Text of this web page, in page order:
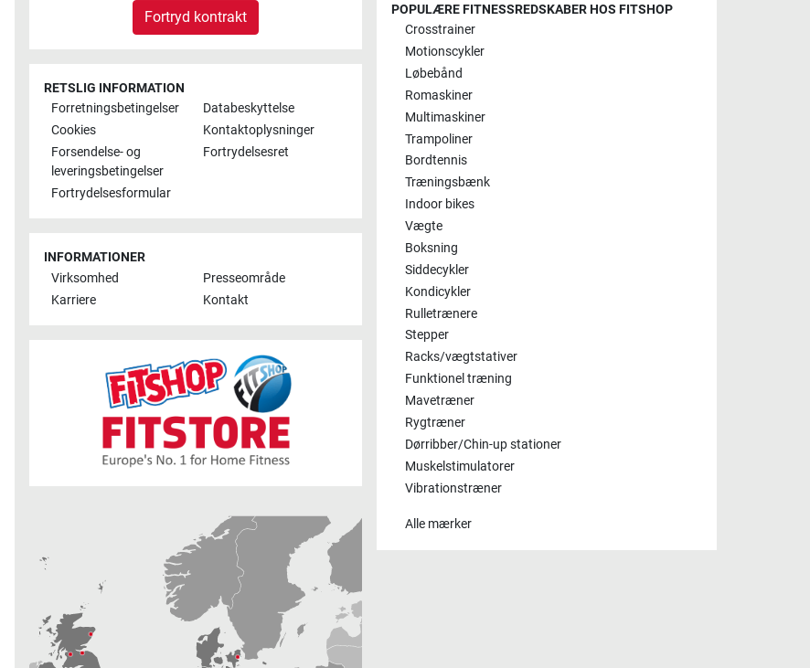
Fortryd kontrakt
RETSLIG INFORMATION
Forretningsbetingelser
Databeskyttelse
Cookies
Kontaktoplysninger
Forsendelse- og
leveringsbetingelser
Fortrydelsesret
Fortrydelsesformular
INFORMATIONER
Virksomhed
Presseområde
Karriere
Kontakt
POPULÆRE FITNESSREDSKABER HOS FITSHOP
Crosstrainer
Motionscykler
Løbebånd
Romaskiner
Multimaskiner
Trampoliner
Bordtennis
Træningsbænk
Indoor bikes
Vægte
Boksning
Siddecykler
Kondicykler
Rulletrænere
Stepper
Racks/vægtstativer
Funktionel træning
Mavetræner
Rygtræner
Dørribber/Chin-up stationer
Muskelstimulatorer
Vibrationstræner
Alle mærker